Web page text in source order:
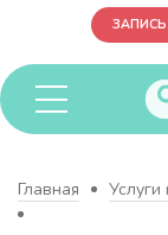
Главная